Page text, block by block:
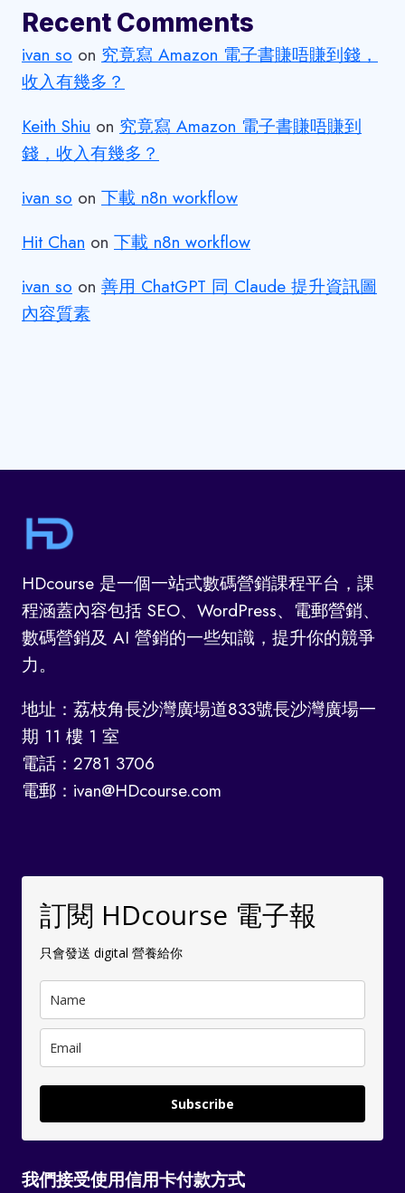
Recent Comments
ivan so on 究竟寫 Amazon 電子書賺唔賺到錢，
收入有幾多？
Keith Shiu on 究竟寫 Amazon 電子書賺唔賺到
錢，收入有幾多？
ivan so on 下載 n8n workflow
Hit Chan on 下載 n8n workflow
ivan so on 善用 ChatGPT 同 Claude 提升資訊圖
內容質素
HDcourse 是一個一站式數碼營銷課程平台，課
程涵蓋內容包括 SEO、WordPress、電郵營銷、
數碼營銷及 AI 營銷的一些知識，提升你的競爭
力。
地址：荔枝角長沙灣廣場道833號長沙灣廣場一
期 11 樓 1 室
電話：2781 3706
電郵：ivan@HDcourse.com
訂閱 HDcourse 電子報
只會發送 digital 營養給你
Subscribe
我們接受使用信用卡付款方式